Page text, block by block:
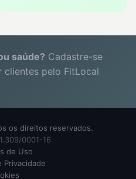
saúde? Cadastre-se
clientes pelo FitLocal
os direitos reservados.
0001-16
de Uso
Privacidade